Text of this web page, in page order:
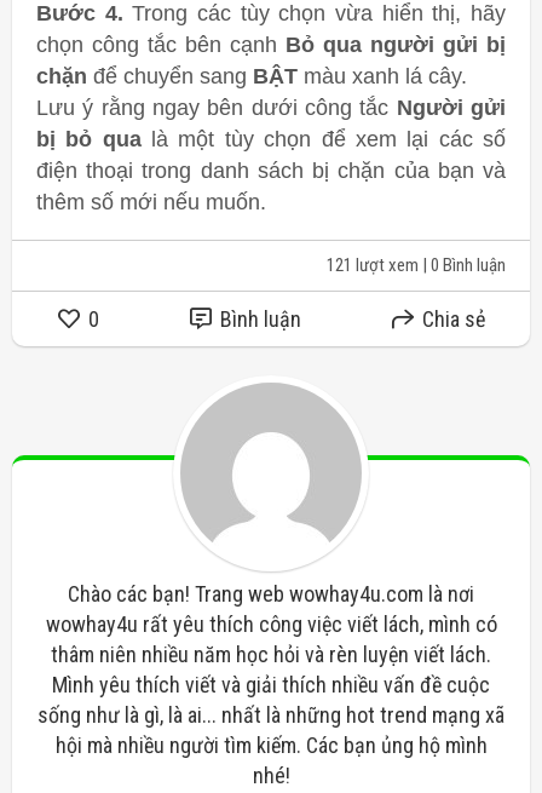
Bước 4.Trong các tùy chọn vừa hiển thị, hãy
chọn công tắc bên cạnh Bỏ qua người gửi bị
chặn để chuyển sang BẬT màu xanh lá cây.
Lưu ý rằng ngay bên dưới công tắc Người gửi
bị bỏ qualà một tùy chọn để xem lại các số
điện thoại trong danh sách bị chặn của bạn và
thêm số mới nếu muốn.
121 lượt xem | 0 Bình luận
0 Bình luận Chia sẻ
Chào các bạn! Trang web wowhay4u.com là nơi
wowhay4u rất yêu thích công việc viết lách, mình có
thâm niên nhiều năm học hỏi và rèn luyện viết lách.
Mình yêu thích viết và giải thích nhiều vấn đề cuộc
sống như là gì, là ai... nhất là những hot trend mạng xã
hội mà nhiều người tìm kiếm. Các bạn ủng hộ mình
nhé!